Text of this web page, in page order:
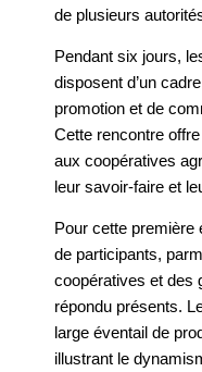
de plusieurs
Pendant six jours,
disposent d’un
promotion et de
Cette rencontre
aux coopératives
leur savoir-faire et
Pour cette première
de participants,
coopératives et des
répondu présents.
large éventail de
illustrant le